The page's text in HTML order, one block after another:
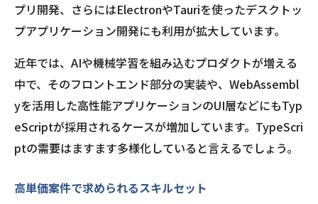
プリ開発、さらにはElectronやTauriを使ったデスクトッ
プアプリケーション開発にも利用が拡大しています。
近年では、AIや機械学習を組み込むプロダクトが増える
中で、そのフロントエンド部分の実装や、WebAssembl
yを活用した高性能アプリケーションのUI層などにもTyp
eScriptが採用されるケースが増加しています。TypeScri
ptの需要はますます多様化していると言えるでしょう。
高単価案件で求められるスキルセット